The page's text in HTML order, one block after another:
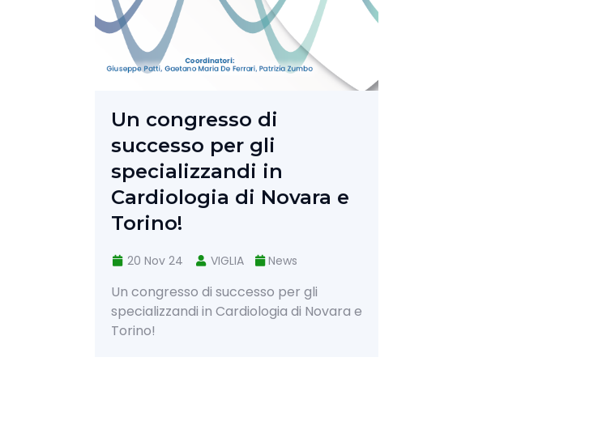
Un congresso di
successo per gli
specializzandi in
Cardiologia di Novara e
Torino!
20 Nov 24 VIGLIA News
Un congresso di successo per gli
specializzandi in Cardiologia di Novara e
Torino!